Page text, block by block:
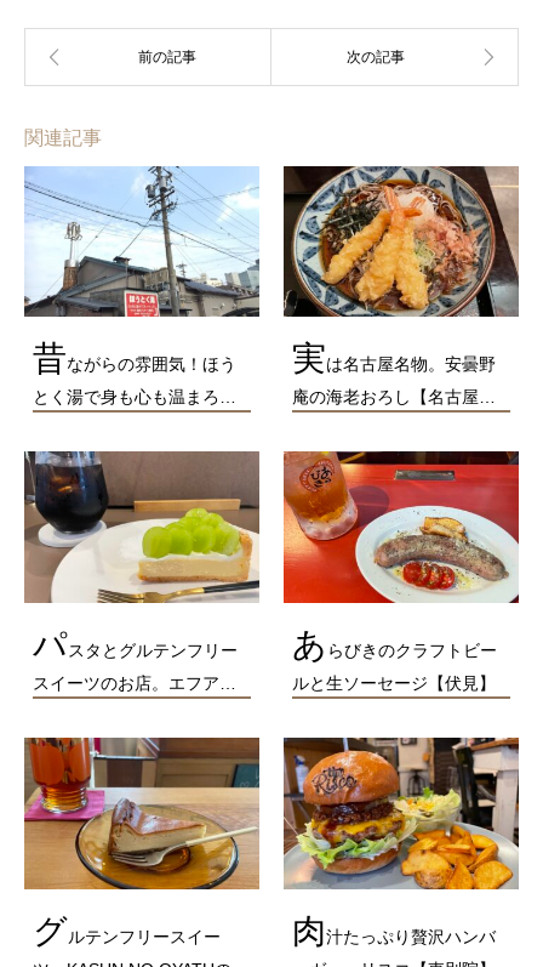
関連記事
昔ながらの雰囲気！ほう
とく湯で身も心も温まろ…
実は名古屋名物。安曇野
庵の海老おろし【名古屋…
パスタとグルテンフリー
スイーツのお店。エフア…
あ らびきのクラフトビー
ルと生ソーセージ【伏見】
グルテンフリースイー
肉汁たっぷり贅沢ハンバ